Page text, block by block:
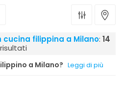
cucina filippina a Milano: 14
risultati
a Milano? Leggi di più